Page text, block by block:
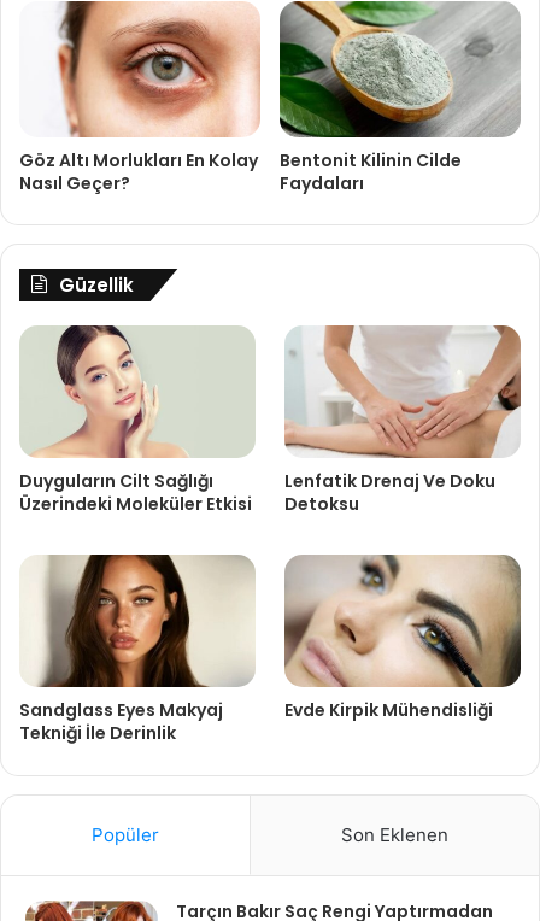
Göz Altı Morlukları En Kolay
Nasıl Geçer?
Bentonit Kilinin Cilde
Faydaları
Güzellik
Duyguların Cilt Sağlığı
Üzerindeki Moleküler Etkisi
Lenfatik Drenaj Ve Doku
Detoksu
Sandglass Eyes Makyaj
Tekniği İle Derinlik
Evde Kirpik Mühendisliği
Popüler Son Eklenen
Tarçın Bakır Saç Rengi Yaptırmadan